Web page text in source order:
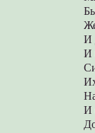
И
И
И